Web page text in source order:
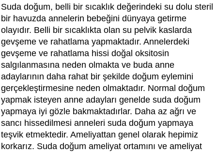
Suda doğum, belli bir sıcaklık değerindeki su dolu steril
bir havuzda annelerin bebeğini dünyaya getirme
olayıdır. Belli bir sıcaklıkta olan su pelvik kaslarda
gevşeme ve rahatlama yapmaktadır. Annelerdeki
gevşeme ve rahatlama hissi doğal oksitosin
salgılanmasına neden olmakta ve buda anne
adaylarının daha rahat bir şekilde doğum eylemini
gerçekleştirmesine neden olmaktadır. Normal doğum
yapmak isteyen anne adayları genelde suda doğum
yapmaya iyi gözle bakmaktadırlar. Daha az ağrı ve
sancı hissedilmesi anneleri suda doğum yapmaya
teşvik etmektedir. Ameliyattan genel olarak hepimiz
korkarız. Suda doğum ameliyat ortamını ve ameliyat